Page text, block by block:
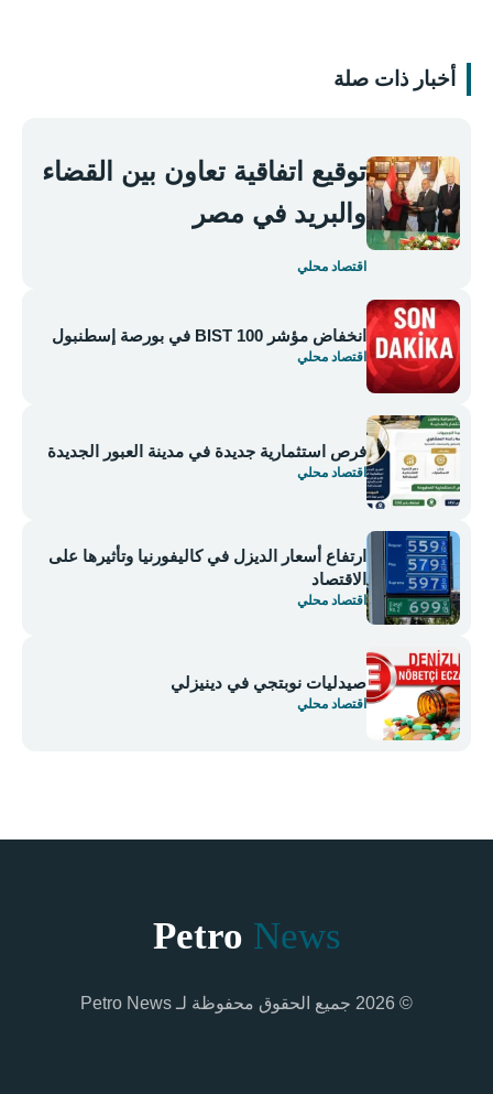
أخبار ذات صلة
توقيع اتفاقية تعاون بين القضاء
والبريد في مصر
اقتصاد محلي
انخفاض مؤشر BIST 100 في بورصة إسطنبول
اقتصاد محلي
فرص استثمارية جديدة في مدينة العبور الجديدة
اقتصاد محلي
ارتفاع أسعار الديزل في كاليفورنيا وتأثيرها على
الاقتصاد
اقتصاد محلي
صيدليات نوبتجي في دينيزلي
اقتصاد محلي
Petro News
© 2026 جميع الحقوق محفوظة لـ Petro News